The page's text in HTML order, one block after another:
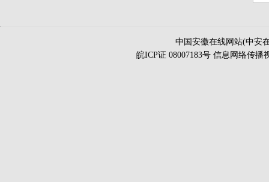
中国安徽在线网站(中安
皖ICP证 08007183号 信息网络传播